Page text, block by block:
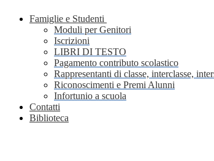
Famiglie e Studenti
Moduli per Genitori
Iscrizioni
LIBRI DI TESTO
Pagamento contributo scolastico
Rappresentanti di classe, interclasse,
Riconoscimenti e Premi Alunni
Infortunio a scuola
Contatti
Biblioteca